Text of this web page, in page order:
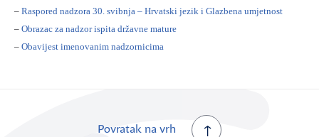
– Raspored nadzora 30. svibnja – Hrvatski jezik i Glazbena umjetnost
– Obrazac za nadzor ispita državne mature
– Obavijest imenovanim nadzornicima
Povratak na vrh